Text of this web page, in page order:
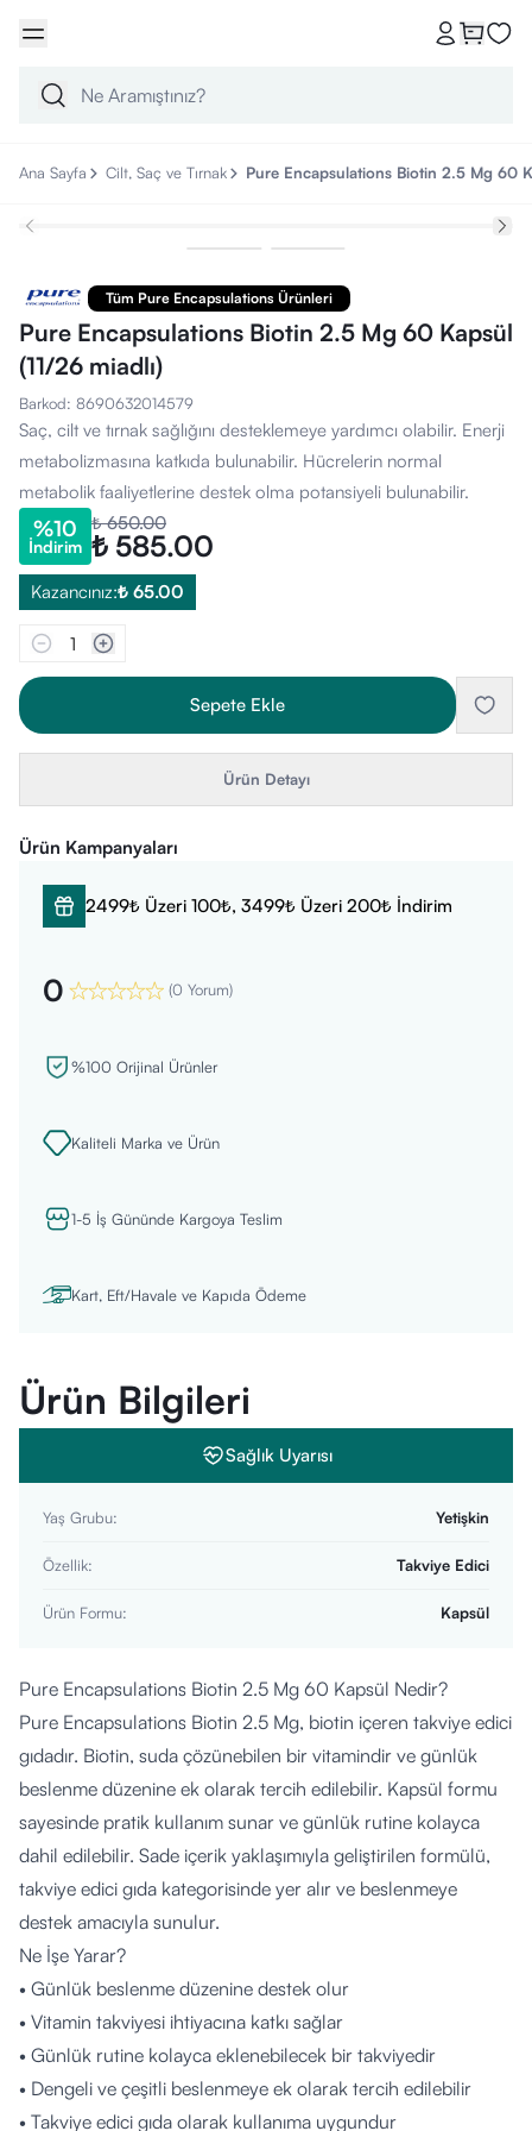
Ana Sayfa Cilt, Saç ve Tırnak Pure Encapsulations Biotin 2.5 Mg 60
Tüm Pure Encapsulations Ürünleri
Pure Encapsulations Biotin 2.5 Mg 60 Kapsül
(11/26 miadlı)
Barkod: 8690632014579
Saç, cilt ve tırnak sağlığını desteklemeye yardımcı olabilir. Enerji
metabolizmasına katkıda bulunabilir. Hücrelerin normal
metabolik faaliyetlerine destek olma potansiyeli bulunabilir.
%10
İndirim
₺ 650.00
₺ 585.00
Kazancınız:₺ 65.00
1
Sepete Ekle
Ürün Detayı
Ürün Kampanyaları
2499₺ Üzeri 100₺, 3499₺ Üzeri 200₺ İndirim
0 (0 Yorum)
%100 Orijinal Ürünler
Kaliteli Marka ve Ürün
1-5 İş Gününde Kargoya Teslim
Kart, Eft/Havale ve Kapıda Ödeme
Ürün Bilgileri
Sağlık Uyarısı
Yaş Grubu: Yetişkin
Özellik: Takviye Edici
Ürün Formu: Kapsül
Pure Encapsulations Biotin 2.5 Mg 60 Kapsül Nedir?
Pure Encapsulations Biotin 2.5 Mg, biotin içeren takviye edici
gıdadır. Biotin, suda çözünebilen bir vitamindir ve günlük
beslenme düzenine ek olarak tercih edilebilir. Kapsül formu
sayesinde pratik kullanım sunar ve günlük rutine kolayca
dahil edilebilir. Sade içerik yaklaşımıyla geliştirilen formülü,
takviye edici gıda kategorisinde yer alır ve beslenmeye
destek amacıyla sunulur.
Ne İşe Yarar?
• Günlük beslenme düzenine destek olur
• Vitamin takviyesi ihtiyacına katkı sağlar
• Günlük rutine kolayca eklenebilecek bir takviyedir
• Dengeli ve çeşitli beslenmeye ek olarak tercih edilebilir
• Takviye edici gıda olarak kullanıma uygundur